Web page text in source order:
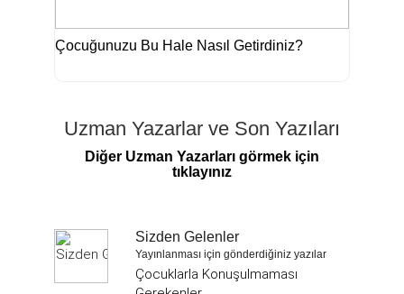
Çocuğunuzu Bu Hale Nasıl Getirdiniz?
Uzman Yazarlar ve Son Yazıları
Diğer Uzman Yazarları görmek için
tıklayınız
Sizden Gelenler
Yayınlanması için gönderdiğiniz yazılar
Çocuklarla Konuşulmaması